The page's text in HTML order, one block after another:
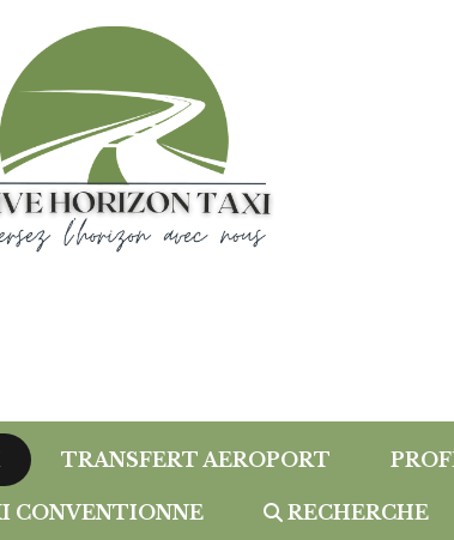
TRANSFERT AEROPORT
CONVENTIONNE RECHERCHE